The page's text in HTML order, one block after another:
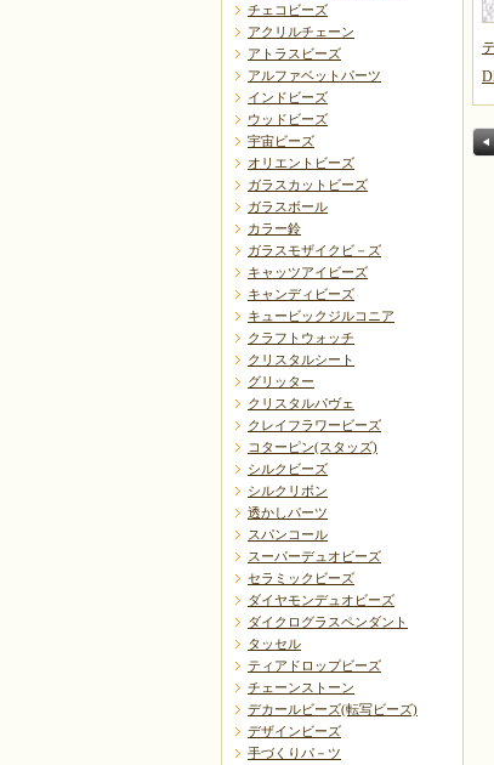
チェコビーズ
アクリルチェーン
アトラスビーズ
アルファベットパーツ
インドビーズ
ウッドビーズ
宇宙ビーズ
オリエントビーズ
ガラスカットビーズ
ガラスボール
カラー鈴
ガラスモザイクビ－ズ
キャッツアイビーズ
キャンディビーズ
キュービックジルコニア
クラフトウォッチ
クリスタルシート
グリッター
クリスタルパヴェ
クレイフラワービーズ
コターピン(スタッズ)
シルクビーズ
シルクリボン
透かしパーツ
スパンコール
スーパーデュオビーズ
セラミックビーズ
ダイヤモンデュオビーズ
ダイクログラスペンダント
タッセル
ティアドロップビーズ
チェーンストーン
デカールビーズ(転写ビーズ)
デザインビーズ
手づくりパ－ツ